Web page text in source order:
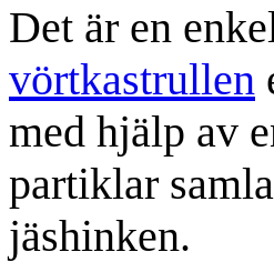
Det är en
vörtkastrullen
med hjälp av
partiklar
jäshinken.